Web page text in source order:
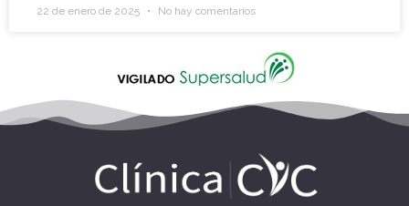
22 de enero de 2025 No hay comentarios